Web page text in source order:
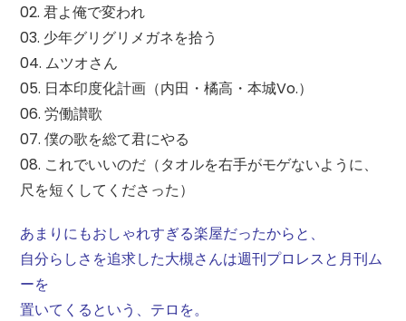
02. 君よ俺で変われ
03. 少年グリグリメガネを拾う
04. ムツオさん
05. 日本印度化計画（内田・橘高・本城Vo.）
06. 労働讃歌
07. 僕の歌を総て君にやる
08. これでいいのだ（タオルを右手がモゲないように、
尺を短くしてくださった）
あまりにもおしゃれすぎる楽屋だったからと、
自分らしさを追求した大槻さんは週刊プロレスと月刊ム
ーを
置いてくるという、テロを。